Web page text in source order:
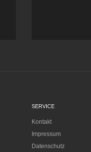
SERVICE
Kontakt
Impressum
Datenschutz